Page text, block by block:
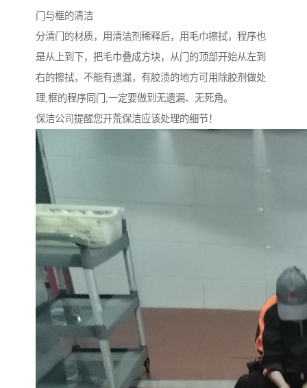
门与框的清洁
分清门的材质，用清洁剂稀释后，用毛巾擦拭，程序也
是从上到下，把毛巾叠成方块，从门的顶部开始从左到
右的擦拭，不能有遗漏，有胶渍的地方可用除胶剂做处
理;框的程序同门;一定要做到无遗漏、无死角。
保洁公司提醒您开荒保洁应该处理的细节！